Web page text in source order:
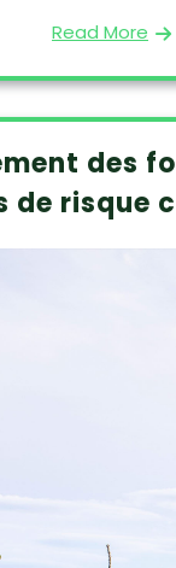
Read More
des
de risque